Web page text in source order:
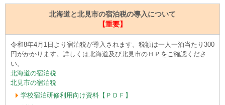
北海道と北見市の宿泊税の導入について
【重要】
令和8年4月1日より宿泊税が導入されます。税額は一人一泊当たり300
円がかかります。詳しくは北海道及び北見市のＨＰをご確認くださ
い。
北海道の宿泊税
北見市の宿泊税
学校宿泊研修利用向け資料【ＰＤＦ】